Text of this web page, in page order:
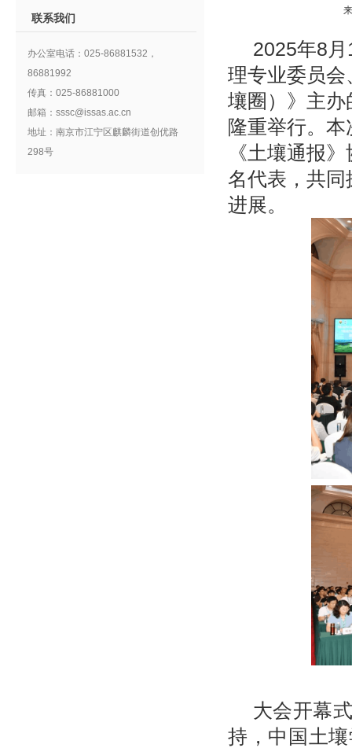
联系我们
办公室电话：025-86881532，
86881992
传真：025-86881000
邮箱：sssc@issas.ac.cn
地址：南京市江宁区麒麟街道创优路
298号
2025年8 月
理专业委员会
壤圈 ）》 主办
隆重举行。
《土壤通报
名代表 ，共
进展。
大会开幕
持， 中国土